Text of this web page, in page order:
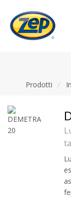
Prodotti /